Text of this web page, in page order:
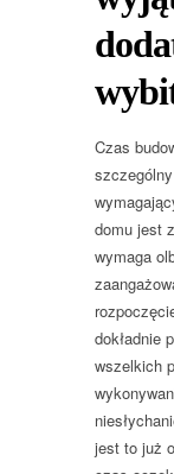
Czas
domu jest
wymaga
dokładnie
wszelkich
jest to już